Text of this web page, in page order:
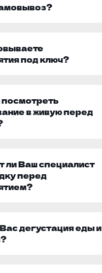
под ключ?
посмотреть
в живую перед
ли Ваш специалист
перед
дегустация еды и